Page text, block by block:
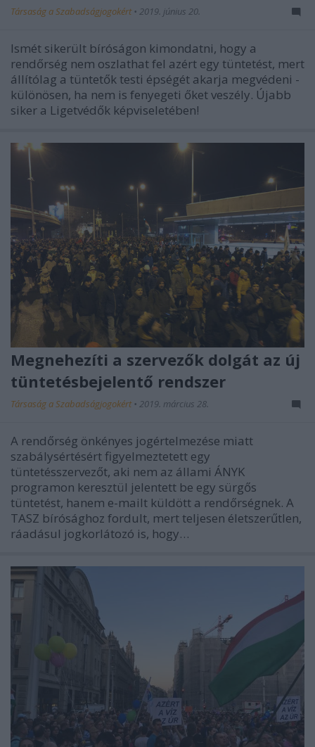
Társaság a Szabadságjogokért • 2019. június 20.
Ismét sikerült bíróságon kimondatni, hogy a
rendőrség nem oszlathat fel azért egy tüntetést, mert
állítólag a tüntetők testi épségét akarja megvédeni -
különösen, ha nem is fenyegeti őket veszély. Újabb
siker a Ligetvédők képviseletében!
Megnehezíti a szervezők dolgát az új
tüntetésbejelentő rendszer
Társaság a Szabadságjogokért • 2019. március 28.
A rendőrség önkényes jogértelmezése miatt
szabálysértésért figyelmeztetett egy
tüntetésszervezőt, aki nem az állami ÁNYK
programon keresztül jelentett be egy sürgős
tüntetést, hanem e-mailt küldött a rendőrségnek. A
TASZ bírósághoz fordult, mert teljesen életszerűtlen,
ráadásul jogkorlátozó is, hogy…